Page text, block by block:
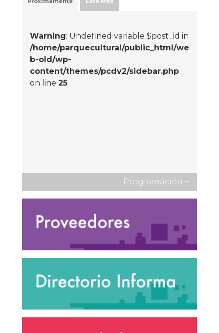
Warning: Undefined variable $post_id in
/home/parquecultural/public_html/we
b-old/wp-
content/themes/pcdv2/sidebar.php
on line 25
Programación +